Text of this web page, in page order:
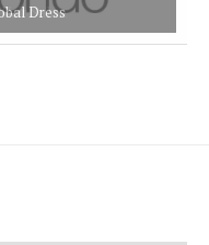
Dress